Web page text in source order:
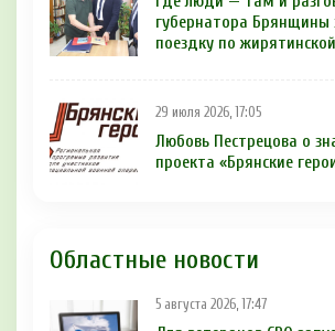
губернатора Брянщины
поездку по
29 июля 2026, 17:05
Любовь Пестрецова о
проекта «Брянские
Областные новости
5 августа 2026, 17:47